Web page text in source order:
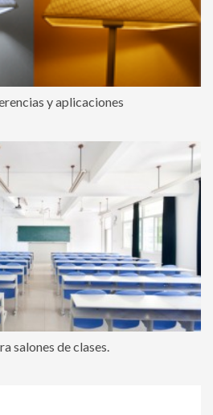
y aplicaciones
salones de clases.